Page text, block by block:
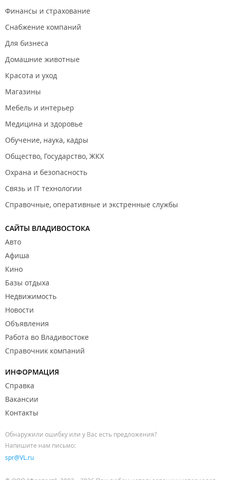
Финансы и страхование
Снабжение компаний
Для бизнеса
Домашние животные
Красота и уход
Магазины
Мебель и интерьер
Медицина и здоровье
Обучение, наука, кадры
Общество, Государство, ЖКХ
Охрана и безопасность
Связь и IT технологии
Справочные, оперативные и экстренные службы
САЙТЫ ВЛАДИВОСТОКА
Авто
Афиша
Кино
Базы отдыха
Недвижимость
Новости
Объявления
Работа во Владивостоке
Справочник компаний
ИНФОРМАЦИЯ
Справка
Вакансии
Контакты
Обнаружили ошибку или у Вас есть предложения?
Напишите нам письмо:
spr@VL.ru